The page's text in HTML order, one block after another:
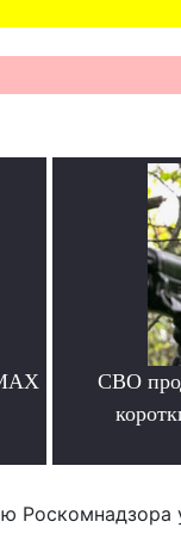
СВО
Роскомнадзора